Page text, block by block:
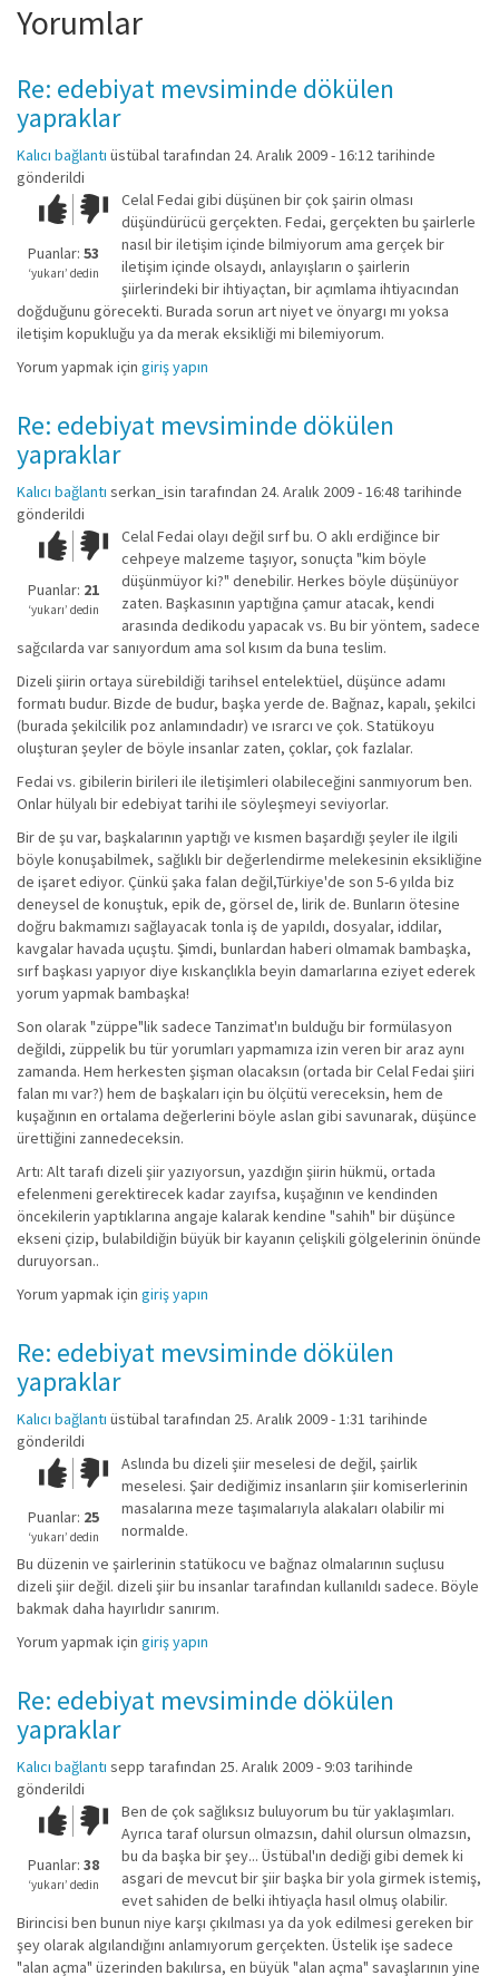
Yorumlar
Re: edebiyat mevsiminde dökülen
yapraklar
Kalıcı bağlantı üstübaltarafından 24. Aralık 2009 - 16:12 tarihinde
gönderildi
Çok iyi!O
kadar
iyi
değil!
Puanlar: 53
‘yukarı’ dedin
Celal Fedai gibi düşünen bir çok şairin olması
düşündürücü gerçekten. Fedai, gerçekten bu şairlerle
nasıl bir iletişim içinde bilmiyorum ama gerçek bir
iletişim içinde olsaydı, anlayışların o şairlerin
şiirlerindeki bir ihtiyaçtan, bir açımlama ihtiyacından
doğduğunu görecekti. Burada sorun art niyet ve önyargı mı yoksa
iletişim kopukluğu ya da merak eksikliği mi bilemiyorum.
Yorum yapmak için giriş yapın
Re: edebiyat mevsiminde dökülen
yapraklar
Kalıcı bağlantı serkan_isin tarafından 24. Aralık 2009 - 16:48 tarihinde
gönderildi
Çok iyi!O
kadar
iyi
değil!
Puanlar: 21
‘yukarı’ dedin
Celal Fedai olayı değil sırf bu. O aklı erdiğince bir
cehpeye malzeme taşıyor, sonuçta "kim böyle
düşünmüyor ki?" denebilir. Herkes böyle düşünüyor
zaten. Başkasının yaptığına çamur atacak, kendi
arasında dedikodu yapacak vs. Bu bir yöntem, sadece
sağcılarda var sanıyordum ama sol kısım da buna teslim.
Dizeli şiirin ortaya sürebildiği tarihsel entelektüel, düşünce adamı
formatı budur. Bizde de budur, başka yerde de. Bağnaz, kapalı, şekilci
(burada şekilcilik poz anlamındadır) ve ısrarcı ve çok. Statükoyu
oluşturan şeyler de böyle insanlar zaten, çoklar, çok fazlalar.
Fedai vs. gibilerin birileri ile iletişimleri olabileceğini sanmıyorum ben.
Onlar hülyalı bir edebiyat tarihi ile söyleşmeyi seviyorlar.
Bir de şu var, başkalarının yaptığı ve kısmen başardığı şeyler ile ilgili
böyle konuşabilmek, sağlıklı bir değerlendirme melekesinin eksikliğine
de işaret ediyor. Çünkü şaka falan değil,Türkiye'de son 5-6 yılda biz
deneysel de konuştuk, epik de, görsel de, lirik de. Bunların ötesine
doğru bakmamızı sağlayacak tonla iş de yapıldı, dosyalar, iddilar,
kavgalar havada uçuştu. Şimdi, bunlardan haberi olmamak bambaşka,
sırf başkası yapıyor diye kıskançlıkla beyin damarlarına eziyet ederek
yorum yapmak bambaşka!
Son olarak "züppe"lik sadece Tanzimat'ın bulduğu bir formülasyon
değildi, züppelik bu tür yorumları yapmamıza izin veren bir araz aynı
zamanda. Hem herkesten şişman olacaksın (ortada bir Celal Fedai şiiri
falan mı var?) hem de başkaları için bu ölçütü vereceksin, hem de
kuşağının en ortalama değerlerini böyle aslan gibi savunarak, düşünce
ürettiğini zannedeceksin.
Artı: Alt tarafı dizeli şiir yazıyorsun, yazdığın şiirin hükmü, ortada
efelenmeni gerektirecek kadar zayıfsa, kuşağının ve kendinden
öncekilerin yaptıklarına angaje kalarak kendine "sahih" bir düşünce
ekseni çizip, bulabildiğin büyük bir kayanın çelişkili gölgelerinin önünde
duruyorsan..
Yorum yapmak için giriş yapın
Re: edebiyat mevsiminde dökülen
yapraklar
Kalıcı bağlantı üstübaltarafından 25. Aralık 2009 - 1:31 tarihinde
gönderildi
Çok iyi!O
kadar
iyi
değil!
Puanlar: 25
‘yukarı’ dedin
Aslında bu dizeli şiir meselesi de değil, şairlik
meselesi. Şair dediğimiz insanların şiir komiserlerinin
masalarına meze taşımalarıyla alakaları olabilir mi
normalde.
Bu düzenin ve şairlerinin statükocu ve bağnaz olmalarının suçlusu
dizeli şiir değil. dizeli şiir bu insanlar tarafından kullanıldı sadece. Böyle
bakmak daha hayırlıdır sanırım.
Yorum yapmak için giriş yapın
Re: edebiyat mevsiminde dökülen
yapraklar
Kalıcı bağlantı sepp tarafından 25. Aralık 2009 - 9:03 tarihinde
gönderildi
Çok iyi!O
kadar
iyi
değil!
Puanlar: 38
‘yukarı’ dedin
Ben de çok sağlıksız buluyorum bu tür yaklaşımları.
Ayrıca taraf olursun olmazsın, dahil olursun olmazsın,
bu da başka bir şey... Üstübal'ın dediği gibi demek ki
asgari de mevcut bir şiir başka bir yola girmek istemiş,
evet sahiden de belki ihtiyaçla hasıl olmuş olabilir.
Birincisi ben bunun niye karşı çıkılması ya da yok edilmesi gereken bir
şey olarak algılandığını anlamıyorum gerçekten. Üstelik işe sadece
"alan açma" üzerinden bakılırsa, en büyük "alan açma" savaşlarının yine